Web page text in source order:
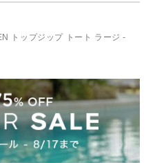
トップジップ トート ラージ -